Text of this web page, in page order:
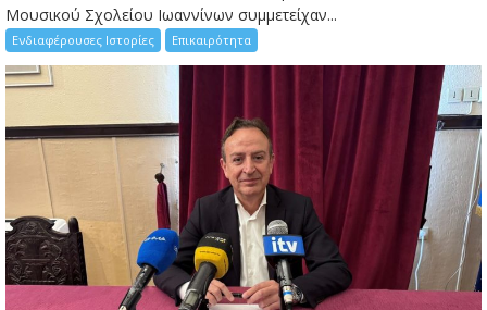
Μουσικού Σχολείου Ιωαννίνων συμμετείχαν...
Ενδιαφέρουσες Ιστορίες Επικαιρότητα